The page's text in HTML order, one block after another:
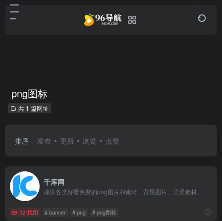
png图标
共 1 篇网址
排序 发布 更新 浏览 点赞
千库网
02-找图 # banner # png # png图标